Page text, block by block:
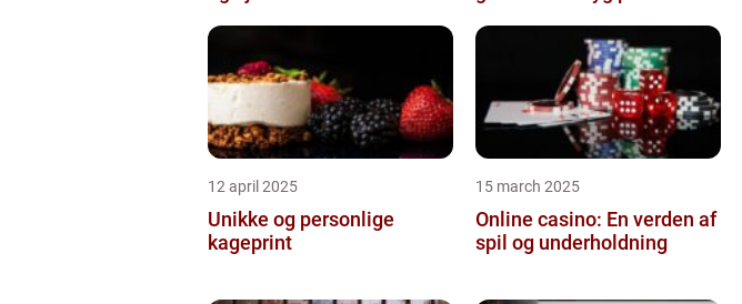
12 april 2025
Unikke og personlige
kageprint
15 march 2025
Online casino: En verden af
spil og underholdning